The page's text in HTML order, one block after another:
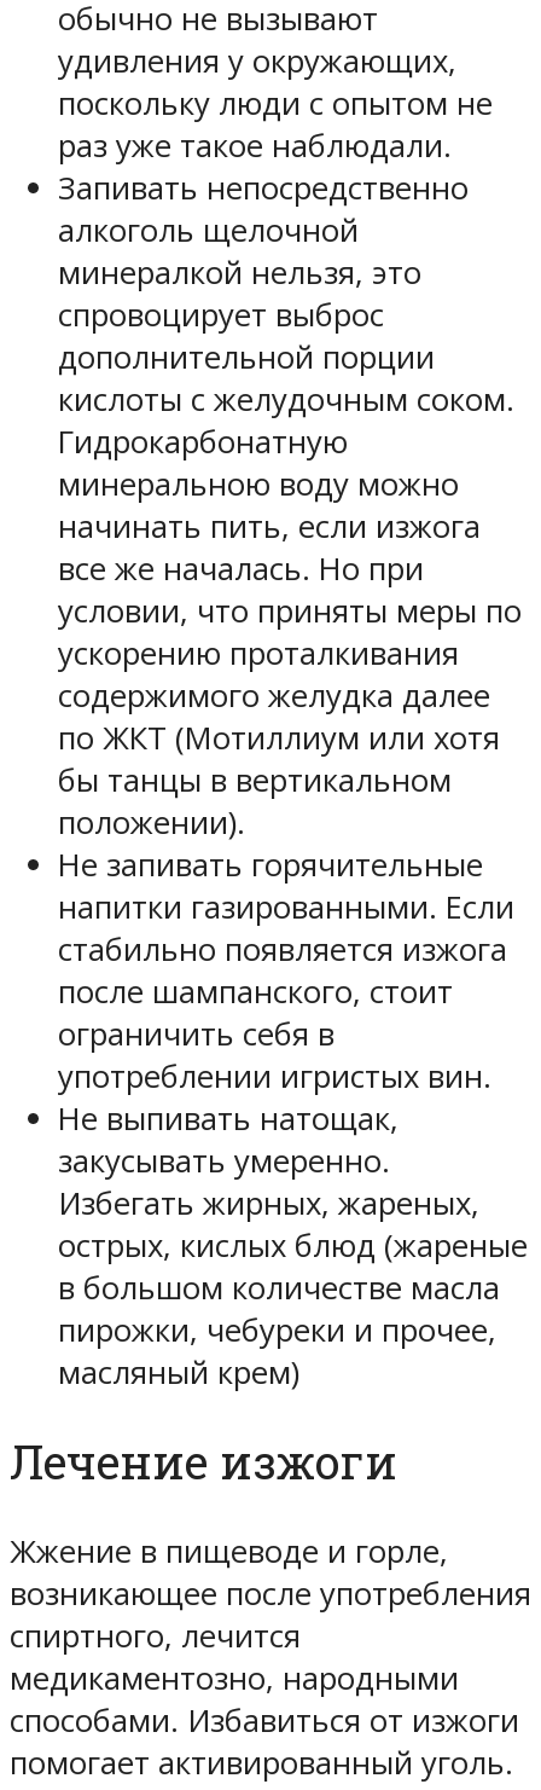
обычно не вызывают
удивления у окружающих,
поскольку люди с опытом не
раз уже такое наблюдали.
Запивать непосредственно
алкоголь щелочной
минералкой нельзя, это
спровоцирует выброс
дополнительной порции
кислоты с желудочным соком.
Гидрокарбонатную
минеральною воду можно
начинать пить, если изжога
все же началась. Но при
условии, что приняты меры по
ускорению проталкивания
содержимого желудка далее
по ЖКТ (Мотиллиум или хотя
бы танцы в вертикальном
положении).
Не запивать горячительные
напитки газированными. Если
стабильно появляется изжога
после шампанского, стоит
ограничить себя в
употреблении игристых вин.
Не выпивать натощак,
закусывать умеренно.
Избегать жирных, жареных,
острых, кислых блюд (жареные
в большом количестве масла
пирожки, чебуреки и прочее,
масляный крем)
Лечение изжоги
Жжение в пищеводе и горле,
возникающее после употребления
спиртного, лечится
медикаментозно, народными
способами. Избавиться от изжоги
помогает активированный уголь.